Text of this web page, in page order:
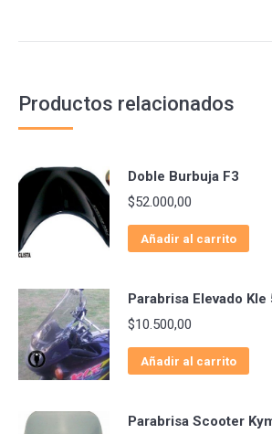
Productos relacionados
Doble Burbuja F3
$52.000,00
Añadir al carrito
Parabrisa Elevado Kle
$10.500,00
Añadir al carrito
Parabrisa Scooter